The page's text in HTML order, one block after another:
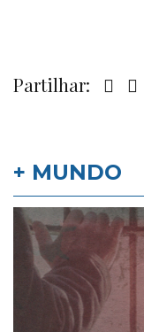
Partilhar:
+ MUNDO